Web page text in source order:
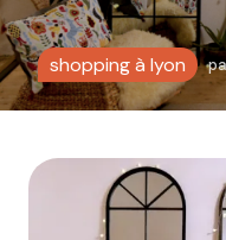
shopping à lyon